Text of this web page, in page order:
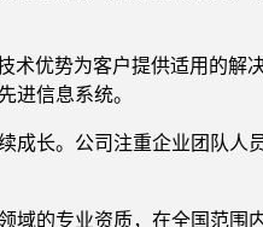
优势为客户提供适用的
进信息系统。
长。公司注重企业团队
的专业资质，在全国范